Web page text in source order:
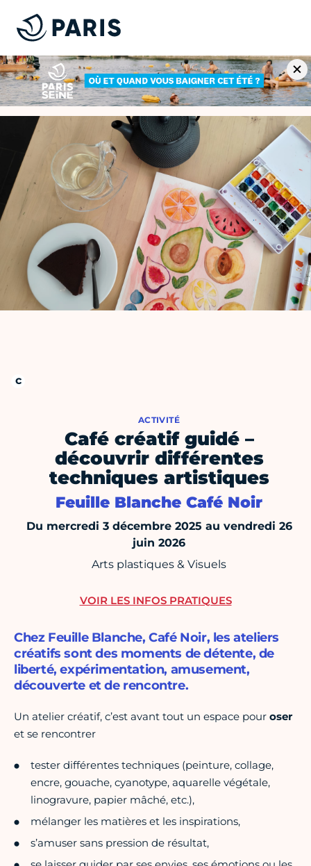
ACTIVITÉ
Café créatif guidé –
découvrir différentes
techniques artistiques
Feuille Blanche Café Noir
Du mercredi 3 décembre 2025 au vendredi 26
juin 2026
Arts plastiques & Visuels
Chez Feuille Blanche, Café Noir, les ateliers
créatifs sont des moments de détente, de
liberté, expérimentation, amusement,
découverte et de rencontre.
Un atelier créatif, c’est avant tout un espace pour oser
et se rencontrer
tester différentes techniques (peinture, collage,
encre, gouache, cyanotype, aquarelle végétale,
linogravure, papier mâché, etc.),
mélanger les matières et les inspirations,
s’amuser sans pression de résultat,
VOIR LES INFOS PRATIQUES